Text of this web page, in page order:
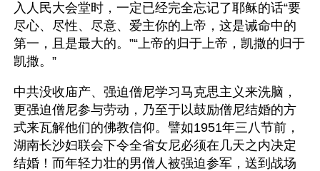
入人民大会堂时，一定已经完全忘记了耶稣的话“要
尽心、尽性、尽意、爱主你的上帝，这是诫命中的
第一，且是最大的。”“上帝的归于上帝，凯撒的归于
凯撒。”
中共没收庙产、强迫僧尼学习马克思主义来洗脑，
更强迫僧尼参与劳动，乃至于以鼓励僧尼结婚的方
式来瓦解他们的佛教信仰。譬如1951年三八节前，
湖南长沙妇联会下令全省女尼必须在几天之内决定
结婚！而年轻力壮的男僧人被强迫参军，送到战场